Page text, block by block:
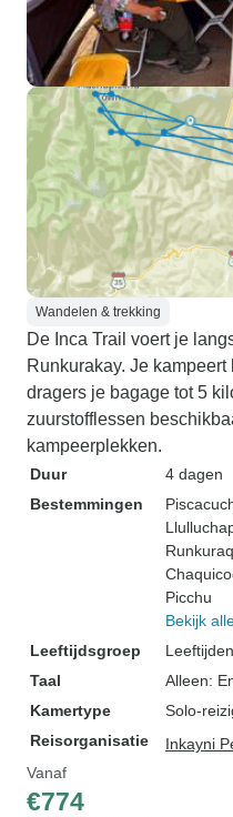
Wandelen & trekking
De Inca Trail voert je
Runkurakay. Je
dragers je bagage tot 5
zuurstofflessen
kampeerplekken.
Duur
4 dagen
Bestemmingen
Picchu
Bekijk
Leeftijdsgroep
Taal
Alleen:
Kamertype
Solo-
Reisorganisatie
Inkayni
Vanaf
€774